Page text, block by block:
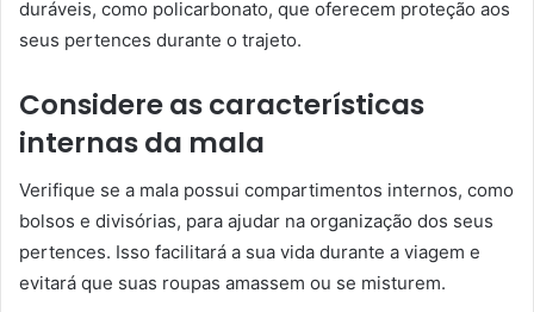
duráveis, como policarbonato, que oferecem proteção aos
seus pertences durante o trajeto.
Considere as características
internas da mala
Verifique se a mala possui compartimentos internos, como
bolsos e divisórias, para ajudar na organização dos seus
pertences. Isso facilitará a sua vida durante a viagem e
evitará que suas roupas amassem ou se misturem.